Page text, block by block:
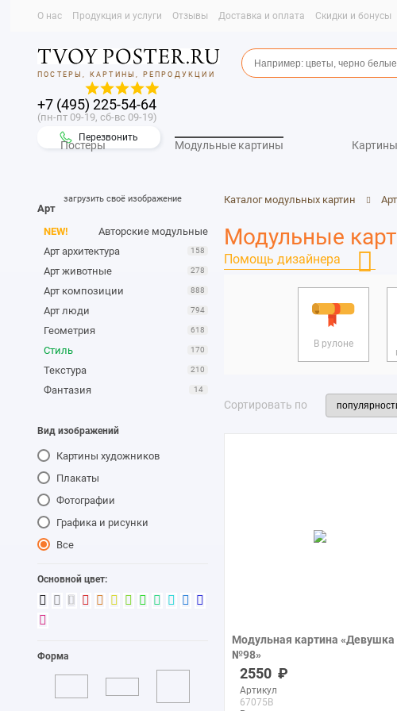
О нас Продукция и услуги Отзывы Доставка и оплата Скидки и бонусы
ПОСТЕРЫ, КАРТИНЫ, РЕПРОДУКЦИИ
+7 (495) 225-54-64
(пн-пт 09-19, сб-вс 09-19)
Перезвонить
Постеры Модульные картины
загрузить своё изображение
Арт
NEW!
Авторские модульные
Арт архитектура
158
Арт животные 278
Арт композиции 888
Арт люди 794
Геометрия 618
Стиль 170
Текстура 210
Фантазия 14
Вид изображений
Картины художников
Плакаты
Фотографии
Графика и рисунки
Все
Основной цвет:
Форма
Каталог модульных картин Арт
Модульные
Помощь дизайнера
В рулоне
Сортировать по
Модульная картина «Девушка
№98»
печать на холсте
2550
Артикул
67075B